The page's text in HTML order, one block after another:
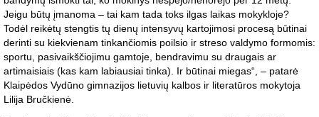
Jeigu būtų įmanoma – tai kam tada toks ilgas laikas mokykloje?
Todėl reikėtų stengtis tų dienų intensyvų kartojimosi procesą būtinai
derinti su kiekvienam tinkančiomis poilsio ir streso valdymo formomis:
sportu, pasivaikščiojimu gamtoje, bendravimu su draugais ar
artimaisiais (kas kam labiausiai tinka). Ir būtinai miegas“, – patarė
Klaipėdos Vydūno gimnazijos lietuvių kalbos ir literatūros mokytoja
Lilija Bručkienė.